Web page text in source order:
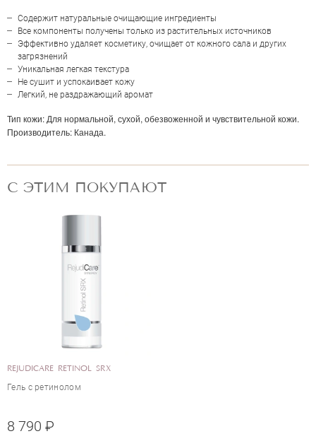
НАПИСАТЬ ОТЗЫВ
ОЦЕНКА
Содержит натуральные очищающие ингредиенты
Все компоненты получены только из растительных источников
Эффективно удаляет косметику, очищает от кожного сала и других
загрязнений
Уникальная легкая текстура
Не сушит и успокаивает кожу
Легкий, не раздражающий аромат
Тип кожи: Для нормальной, сухой, обезвоженной и чувствительной кожи.
Производитель: Канада.
С ЭТИМ ПОКУПАЮТ
REJUDICARE RETINOL SRX
Гель с ретинолом
8 790 ₽